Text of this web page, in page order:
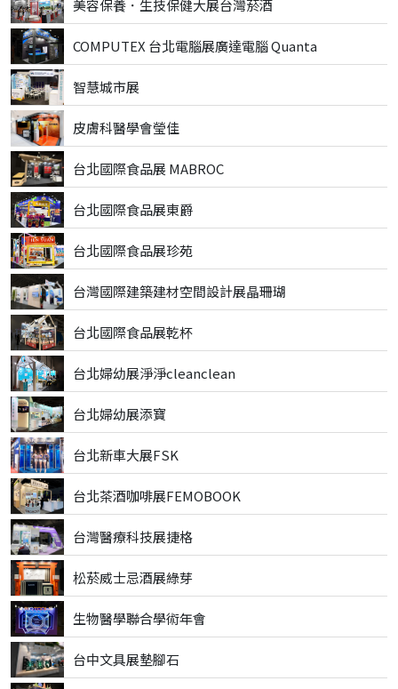
美容保養．生技保健大展台灣菸酒
COMPUTEX 台北電腦展廣達電腦 Quanta
智慧城市展
皮膚科醫學會瑩佳
台北國際食品展 MABROC
台北國際食品展東爵
台北國際食品展珍苑
台灣國際建築建材空間設計展晶珊瑚
台北國際食品展乾杯
台北婦幼展淨淨cleanclean
台北婦幼展添寶
台北新車大展FSK
台北茶酒咖啡展FEMOBOOK
台灣醫療科技展捷格
松菸威士忌酒展綠芽
生物醫學聯合學術年會
台中文具展墊腳石